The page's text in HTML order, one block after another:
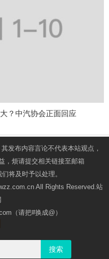
？中汽协会正面回应
发布内容言论不代表本站观点，
，烦请提交相关链接至邮箱
将及时予以处理。
All Rights Reserved.站
（请把#换成@）
搜索